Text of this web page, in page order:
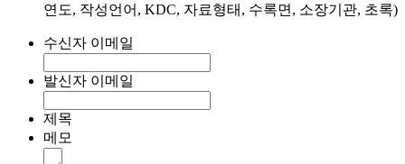
연도, 작성언어, KDC, 자료형태, 수록면, 소장기관, 초록)
수신자 이메일
발신자 이메일
제목
메모